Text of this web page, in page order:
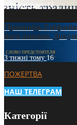
3 тижні тому12
Проповідь
його амвона.
3 тижні тому16
ПОЖЕРТВА
НАШ ТЕЛЕГРАМ
Категорії